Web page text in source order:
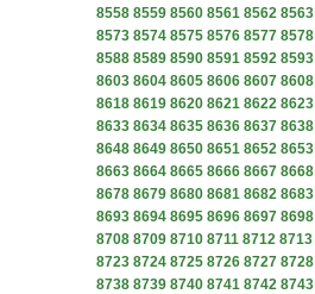
8558 8559 8560 8561 8562 8563
8573 8574 8575 8576 8577 8578
8588 8589 8590 8591 8592 8593
8603 8604 8605 8606 8607 8608
8618 8619 8620 8621 8622 8623
8633 8634 8635 8636 8637 8638
8648 8649 8650 8651 8652 8653
8663 8664 8665 8666 8667 8668
8678 8679 8680 8681 8682 8683
8693 8694 8695 8696 8697 8698
8708 8709 8710 8711 8712 8713
8723 8724 8725 8726 8727 8728
8738 8739 8740 8741 8742 8743